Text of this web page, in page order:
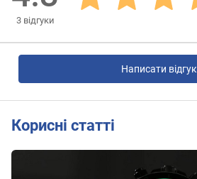
3 відгуки
Написати відгук
Корисні статті